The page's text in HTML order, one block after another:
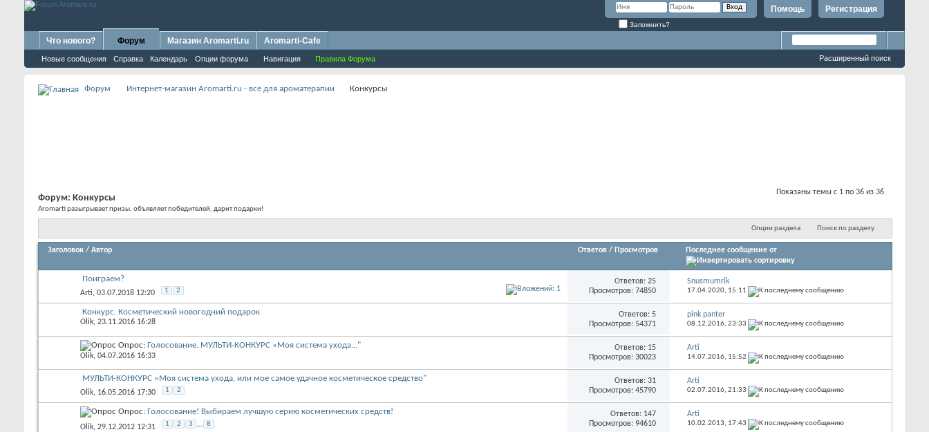
Регистрация
Помощь
Запомнить?
Что нового? Форум
Новые сообщения Справка Календарь Опции форума Навигация Правила Форума
Магазин Aromarti.ru Aromarti-Cafe
Расширенный поиск
Форум Интернет-магазин Aromarti.ru - все для ароматерапии Конкурсы
Показаны темы с 1 по 36 из 36
Форум: Конкурсы
Aromarti разыгрывает призы, объявляет победителей, дарит подарки!
Опции раздела Поиск по разделу
Заголовок / Автор Ответов / Просмотров Последнее сообщение от
Поиграем?
Arti, 03.07.2018 12:20 1 2
Ответов: 25
Просмотров: 74850
Snusmumrik
17.04.2020, 15:11
Конкурс. Косметический новогодний подарок
Olik, 23.11.2016 16:28
Ответов: 5
Просмотров: 54371
pink panter
08.12.2016, 23:33
Опрос: Голосование. МУЛЬТИ-КОНКУРС «Моя система ухода..."
Olik, 04.07.2016 16:33
Ответов: 15
Просмотров: 30023
Arti
14.07.2016, 15:52
МУЛЬТИ-КОНКУРС «Моя система ухода, или мое самое удачное косметическое средство"
Olik, 16.05.2016 17:30 1 2
Ответов: 31
Просмотров: 45790
Arti
02.07.2016, 21:33
Опрос: Голосование! Выбираем лучшую серию косметических средств!
Olik, 29.12.2012 12:31 1 2 3 ... 8
Ответов: 147
Просмотров: 94610
Arti
10.02.2013, 17:43